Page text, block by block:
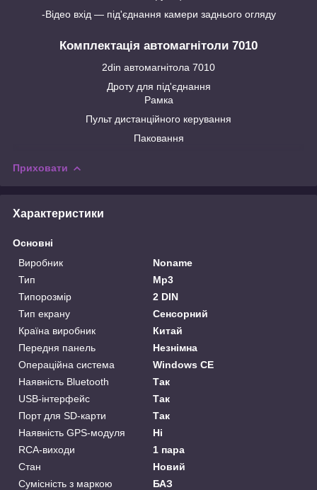
-Відео вхід — під'єднання камери заднього огляду
Комплектація автомагнітоли 7010
2din автомагнітола 7010
Дроту для під'єднання
Рамка
Пульт дистанційного керування
Паковання
Приховати
Характеристики
Основні
Виробник
Noname
Тип
Mp3
Типорозмір
2 DIN
Тип екрану
Сенсорний
Країна виробник
Китай
Передня панель
Незнімна
Операційна система
Windows CE
Наявність Bluetooth
Так
USB-інтерфейс
Так
Порт для SD-карти
Так
Наявність GPS-модуля
Ні
RCA-виходи
1 пара
Стан
Новий
Сумісність з маркою
БАЗ